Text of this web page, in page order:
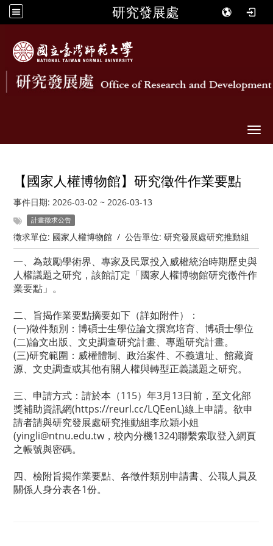
研究發展處
【國家人權博物館】研究徵件作業要點
事件日期: 2026-03-02 ~ 2026-03-13
計畫徵求公告
徵求單位: 國家人權博物館 / 公告單位: 研究發展處研究推動組
一、為鼓勵學術界、專家及民眾投入威權統治時期歷史與
人權議題之研究，該館訂定「國家人權博物館研究徵件作
業要點」。
二、旨揭作業要點摘要如下（詳如附件）：
(一)徵件類別：博碩士生學位論文撰寫培育、博碩士學位
(二)論文出版、文史調查研究計畫、專題研究計畫。
(三)研究範圍：威權體制、政治案件、不義遺址、館藏資
源、文史調查或其他有關人權與轉型正義議題之研究。
三、申請方式：請於本（115）年3月13日前，至文化部
獎補助資訊網(https://reurl.cc/LQEenL)線上申請。欲申
請者請與研究發展處研究推動組李欣穎小姐
(yingli@ntnu.edu.tw，校內分機1324)聯繫索取登入網頁
之帳號與密碼。
四、檢附旨揭作業要點、各徵件類別申請書、公職人員及
關係人身分表各1份。